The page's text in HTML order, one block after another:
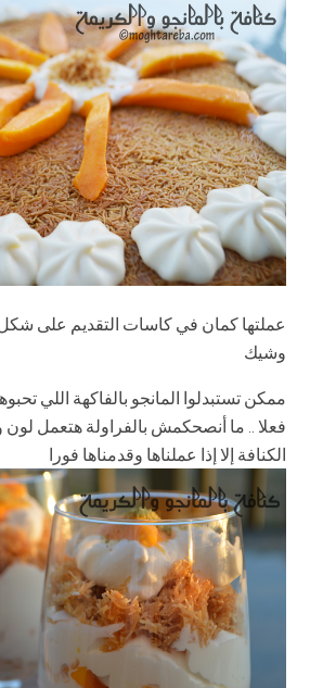
عملتها كمان في كاسات التقديم على شكل
وشيك
ممكن تستبدلوا المانجو بالفاكهة اللي
فعلا .. ما أنصحكمش بالفراولة هتعمل
الكنافة إلا إذا عملناها وقدمناها فورا